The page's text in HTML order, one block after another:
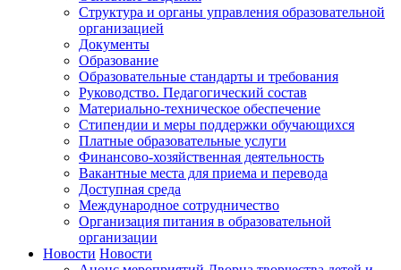
Структура и органы управления образовательной
организацией
Документы
Образование
Образовательные стандарты и требования
Руководство. Педагогический состав
Материально-техническое обеспечение
Стипендии и меры поддержки обучающихся
Платные образовательные услуги
Финансово-хозяйственная деятельность
Вакантные места для приема и перевода
Доступная среда
Международное сотрудничество
Организация питания в образовательной
организации
Новости Новости